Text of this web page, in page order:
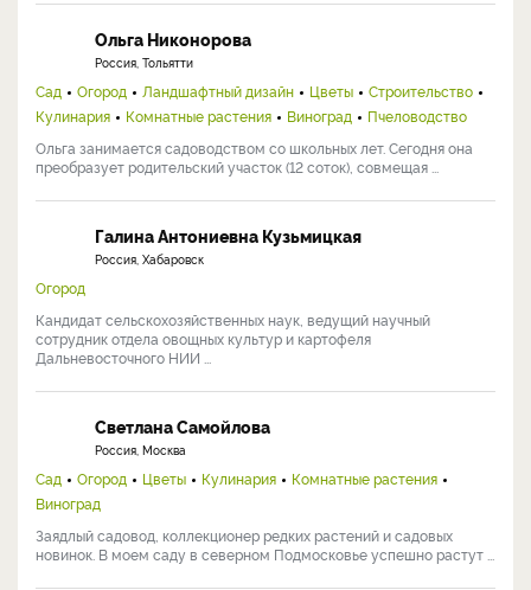
Ольга Никонорова
Россия, Тольятти
Сад Огород Ландшафтный дизайн Цветы
Строительство
Кулинария
Комнатные растения Виноград
Пчеловодство
Ольга занимается садоводством со школьных лет. Сегодня она
преобразует родительский участок (12 соток), совмещая ...
Галина Антониевна Кузьмицкая
Россия, Хабаровск
Огород
Кандидат сельскохозяйственных наук, ведущий научный
сотрудник отдела овощных культур и картофеля
Дальневосточного НИИ ...
Светлана Самойлова
Россия, Москва
Сад Огород Цветы Кулинария
Комнатные растения
Виноград
Заядлый садовод, коллекционер редких растений и садовых
новинок. В моем саду в северном Подмосковье успешно растут ...